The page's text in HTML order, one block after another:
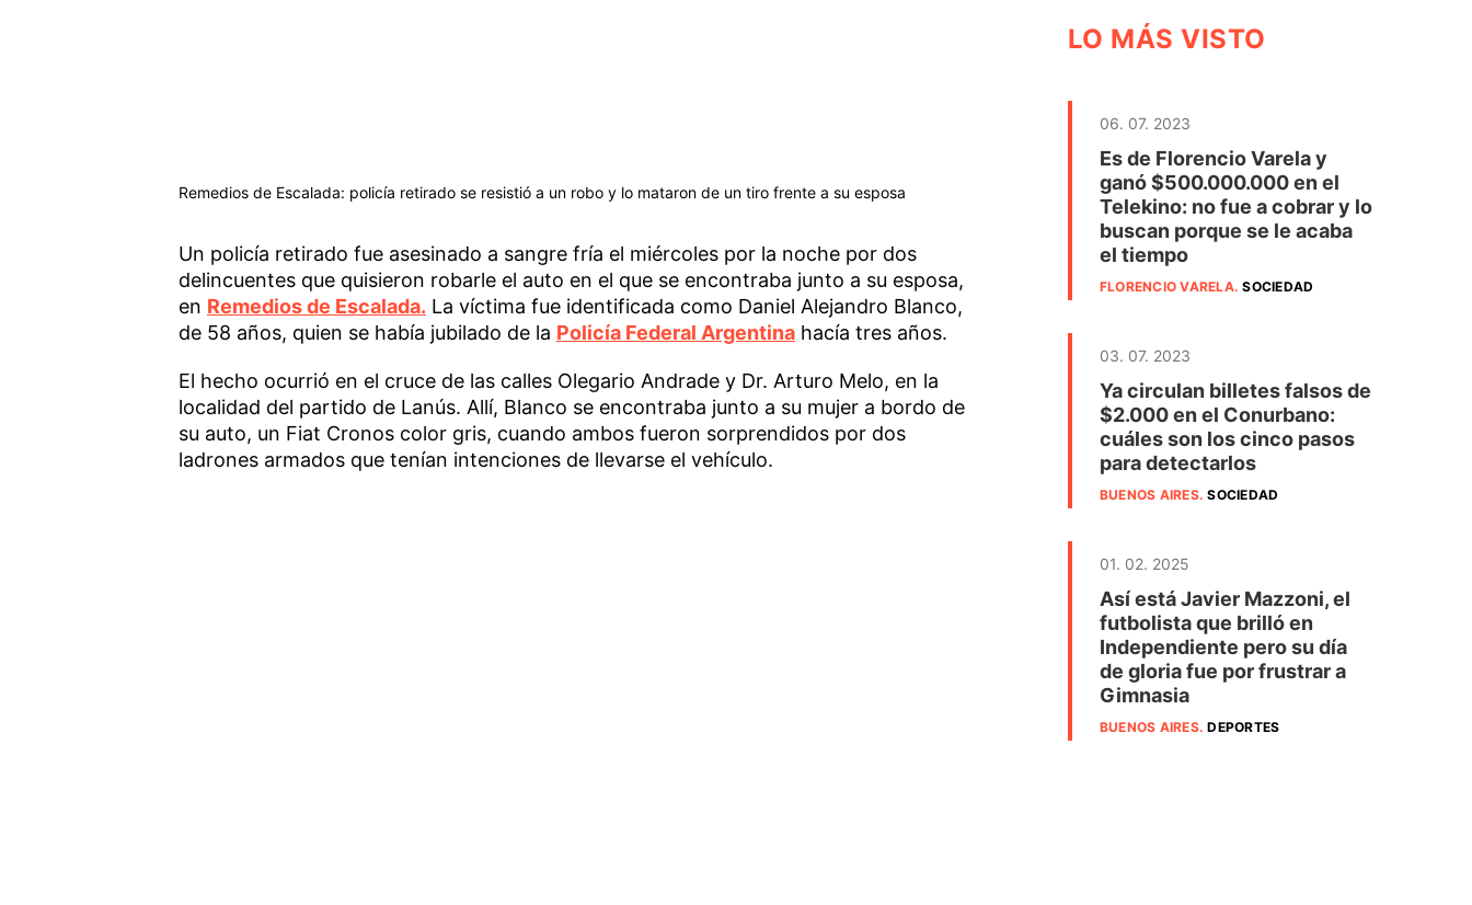
Remedios de Escalada: policía retirado se resistió a un robo y lo mataron de un tiro frente a su esposa
Un policía retirado fue asesinado a sangre fría el miércoles por la noche por dos
delincuentes que quisieron robarle el auto en el que se encontraba junto a su esposa,
en Remedios de Escalada. La víctima fue identificada como Daniel Alejandro Blanco,
de 58 años, quien se había jubilado de la Policía Federal Argentinahacía tres años.
El hecho ocurrió en el cruce de las calles Olegario Andrade y Dr. Arturo Melo, en la
localidad del partido de Lanús. Allí, Blanco se encontraba junto a su mujer a bordo de
su auto, un Fiat Cronos color gris, cuando ambos fueron sorprendidos por dos
ladrones armados que tenían intenciones de llevarse el vehículo.
LO MÁS VISTO
06. 07. 2023
Es de Florencio Varela y
ganó $500.000.000 en el
Telekino: no fue a cobrar y lo
buscan porque se le acaba
el tiempo
FLORENCIO VARELA.SOCIEDAD
03. 07. 2023
Ya circulan billetes falsos de
$2.000 en el Conurbano:
cuáles son los cinco pasos
para detectarlos
BUENOS AIRES.SOCIEDAD
01. 02. 2025
Así está Javier Mazzoni, el
futbolista que brilló en
Independiente pero su día
de gloria fue por frustrar a
Gimnasia
BUENOS AIRES.DEPORTES